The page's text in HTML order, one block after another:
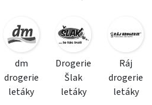
dm
drogerie
letáky
Drogerie
Šlak
letáky
Ráj
drogerie
letáky